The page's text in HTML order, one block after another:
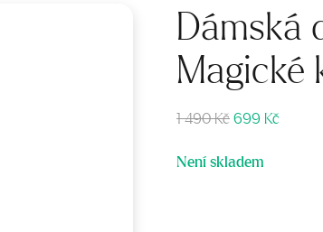
Dámská
Magické
1 490KčPůvodní
byla:
699 Kč
Není skladem